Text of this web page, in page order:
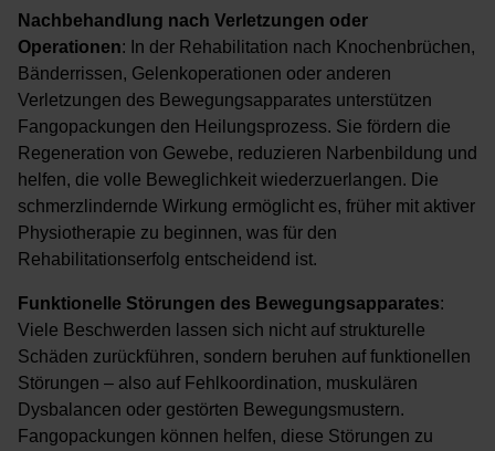
Nachbehandlung nach Verletzungen oder
Operationen: In der Rehabilitation nach Knochenbrüchen,
Bänderrissen, Gelenkoperationen oder anderen
Verletzungen des Bewegungsapparates unterstützen
Fangopackungen den Heilungsprozess. Sie fördern die
Regeneration von Gewebe, reduzieren Narbenbildung und
helfen, die volle Beweglichkeit wiederzuerlangen. Die
schmerzlindernde Wirkung ermöglicht es, früher mit aktiver
Physiotherapie zu beginnen, was für den
Rehabilitationserfolg entscheidend ist.
Funktionelle Störungen des Bewegungsapparates:
Viele Beschwerden lassen sich nicht auf strukturelle
Schäden zurückführen, sondern beruhen auf funktionellen
Störungen – also auf Fehlkoordination, muskulären
Dysbalancen oder gestörten Bewegungsmustern.
Fangopackungen können helfen, diese Störungen zu